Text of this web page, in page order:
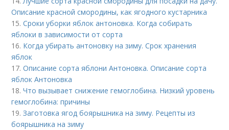
Описание красной смородины, как ягодного кустарника
15.Сроки уборки яблок антоновка. Когда собирать
яблоки в зависимости от сорта
16. Когда убирать антоновку на зиму. Срок хранения
яблок
17.Описание сорта яблони Антоновка. Описание сорта
яблок Антоновка
18.Что вызывает снижение гемоглобина. Низкий уровень
гемоглобина: причины
19.Заготовка ягод боярышника на зиму. Рецепты из
боярышника на зиму